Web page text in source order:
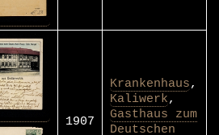
1907
Krankenhaus,
Kaliwerk,
Gasthaus zum
Deutschen